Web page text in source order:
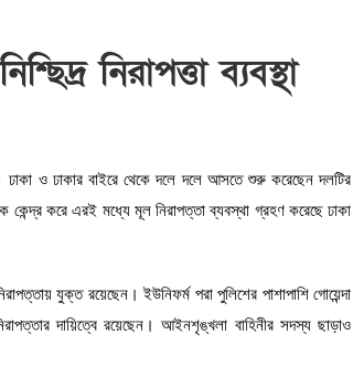
নিরাপত্তা ব্যবস্থা
ঢাকা ও ঢাকার বাইরে থেকে দলে দলে আসতে শুরু করেছেন দলটির
কেন্দ্র করে এরই মধ্যে মূল নিরাপত্তা ব্যবস্থা গ্রহণ করেছে ঢাকা
যুক্ত রয়েছেন। ইউনিফর্ম পরা পুলিশের পাশাপাশি গোয়েন্দা
দায়িত্বে রয়েছেন। আইনশৃঙ্খলা বাহিনীর সদস্য ছাড়াও